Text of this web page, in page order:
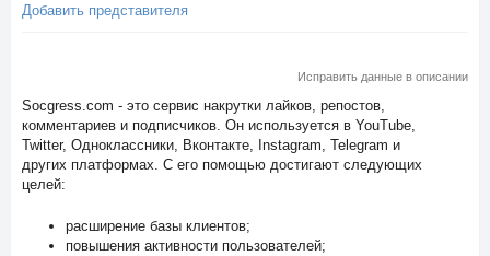
Добавить представителя
Исправить данные в описании
Socgress.com - это сервис накрутки лайков, репостов,
комментариев и подписчиков. Он используется в YouTube,
Twitter, Одноклассники, Вконтакте, Instagram, Telegram и
других платформах. С его помощью достигают следующих
целей:
расширение базы клиентов;
повышения активности пользователей;